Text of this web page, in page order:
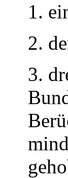
1.
2.
3.